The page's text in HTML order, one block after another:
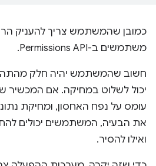
כמובן שהמשתמש צריך להעניק
משתמשים ב-Permissions API.
חשוב שהמשתמש יהיה חלק
יכול לשלוט במחיקה. אם
עומס על נפח האחסון, ומחיקת
את הבעיה, המשתמשים יכולים
ואילו להסיר.